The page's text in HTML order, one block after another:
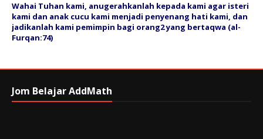
Wahai Tuhan kami, anugerahkanlah kepada kami agar isteri
kami dan anak cucu kami menjadi penyenang hati kami, dan
jadikanlah kami pemimpin bagi orang2 yang bertaqwa (al-
Furqan:74)
Jom Belajar AddMath